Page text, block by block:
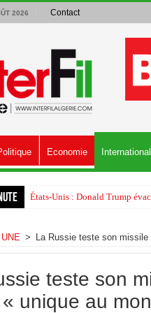
2026 Contact
Economie International
États-Unis : Donald Trump
> La Russie teste son
teste son
unique au